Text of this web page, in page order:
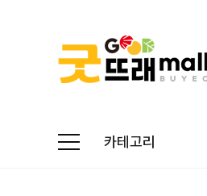
카테고리